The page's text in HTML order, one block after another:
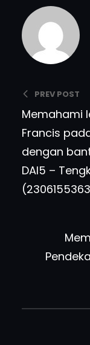
PREV POST
Memahami
Francis
dengan
DAI5 –